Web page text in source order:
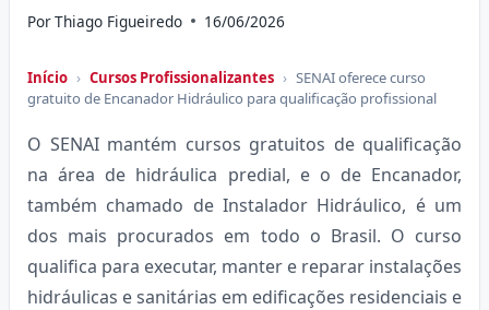
PorThiago Figueiredo 16/06/2026
Início › Cursos Profissionalizantes › SENAI oferece curso
gratuito de Encanador Hidráulico para qualificação profissional
O SENAI mantém cursos gratuitos de qualificação
na área de hidráulica predial, e o de Encanador,
também chamado de Instalador Hidráulico, é um
dos mais procurados em todo o Brasil. O curso
qualifica para executar, manter e reparar instalações
hidráulicas e sanitárias em edificações residenciais e